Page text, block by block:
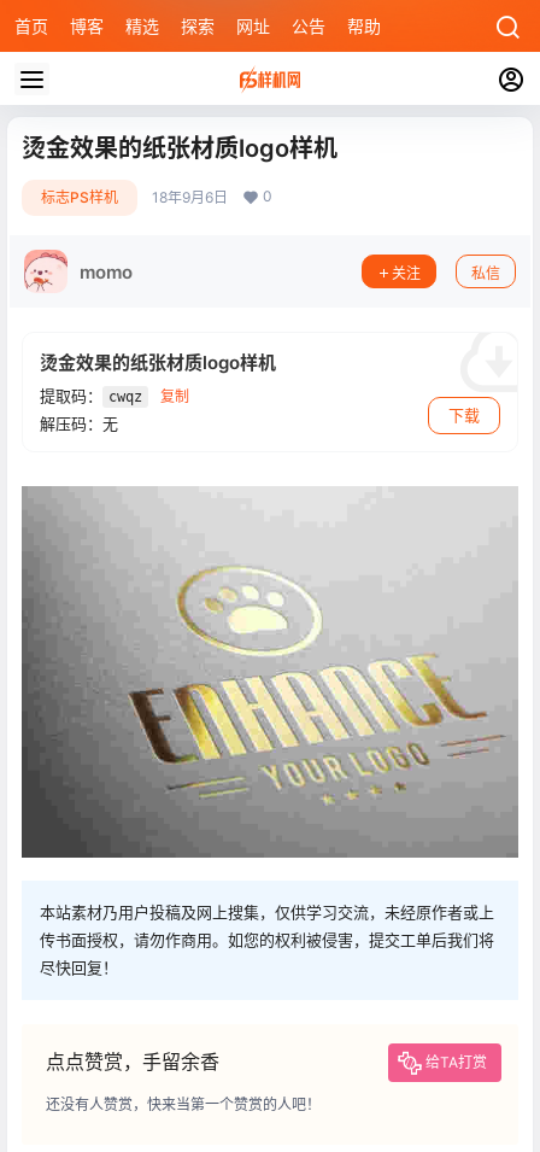
首页 博客 精选 探索 网址 公告 帮助
烫金效果的纸张材质logo样机
标志PS样机 18年9月6日 0
momo 关注 私信
烫金效果的纸张材质logo样机
提取码： cwqz 复制
解压码：无 下载
本站素材乃用户投稿及网上搜集，仅供学习交流，未经原作者或上
传书面授权，请勿作商用。如您的权利被侵害，提交工单后我们将
尽快回复！
点点赞赏，手留余香 给TA打赏
还没有人赞赏，快来当第一个赞赏的人吧！